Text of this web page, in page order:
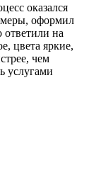
оказался
оформил
на
цвета яркие,
чем
услугами